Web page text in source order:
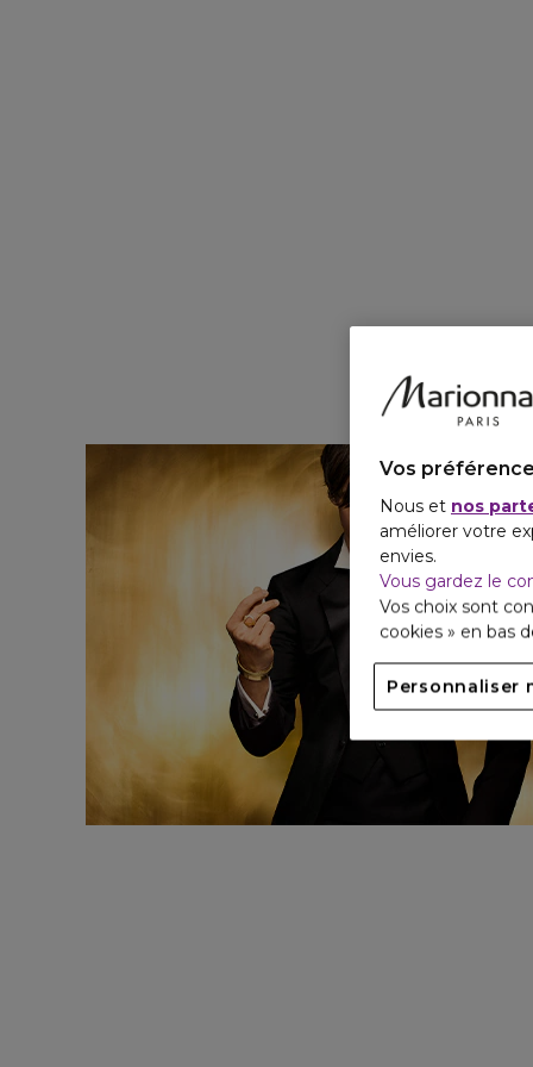
Vos
Nous et nos
améliorer votre
envies.
Vous gardez le
Vos choix sont
cookies » en bas
Personnaliser